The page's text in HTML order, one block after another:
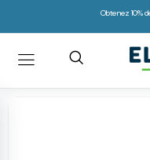
Obtenez 10%